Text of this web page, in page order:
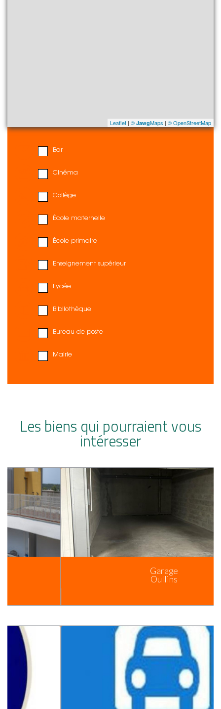
Leaflet | © JawgMaps | © OpenStreetMap
Bar
Cinéma
Collège
École maternelle
École primaire
Enseignement supérieur
Lycée
Bibliothèque
Bureau de poste
Mairie
Les biens qui pourraient vous
intéresser